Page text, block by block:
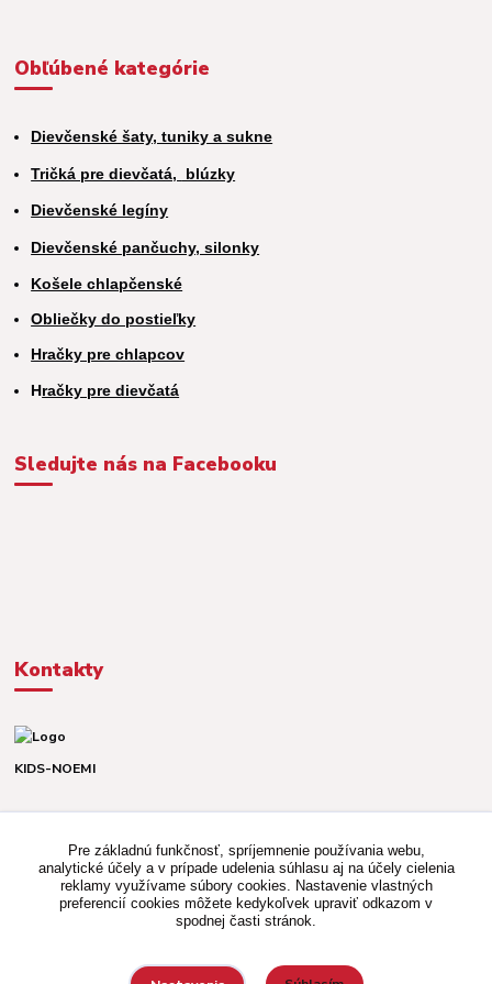
Obľúbené kategórie
Dievčenské šaty, tuniky a sukne
Tričká pre dievčatá, blúzky
Dievčenské legíny
Dievčenské pančuchy, silonky
Košele chlapčenské
Obliečky do postieľky
Hračky pre chlapcov
Hračky pre dievčatá
Sledujte nás na Facebooku
Kontakty
KIDS-NOEMI
(Po-Pia, 8-16 hod.)
kidsnoemi.shop@gmail.com
Pre základnú funkčnosť, spríjemnenie používania webu,
analytické účely a v prípade udelenia súhlasu aj na účely cielenia
reklamy využívame súbory cookies. Nastavenie vlastných
preferencií cookies môžete kedykoľvek upraviť odkazom v
spodnej časti stránok.